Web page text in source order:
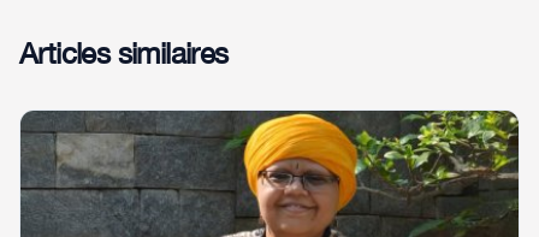
Articles similaires